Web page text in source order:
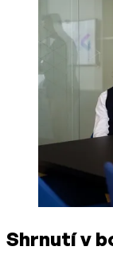
Shrnutí v